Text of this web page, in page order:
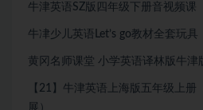
牛津英语SZ版四年级下册音视频课
牛冿少儿英语Let’s go教材全套玩具
黄冈名师课堂 小学英语译林版牛津
【21】牛津英语上海版五年级上册
展）